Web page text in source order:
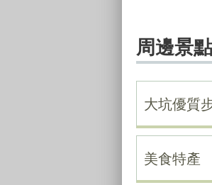
周邊景
大坑優質
美食特產